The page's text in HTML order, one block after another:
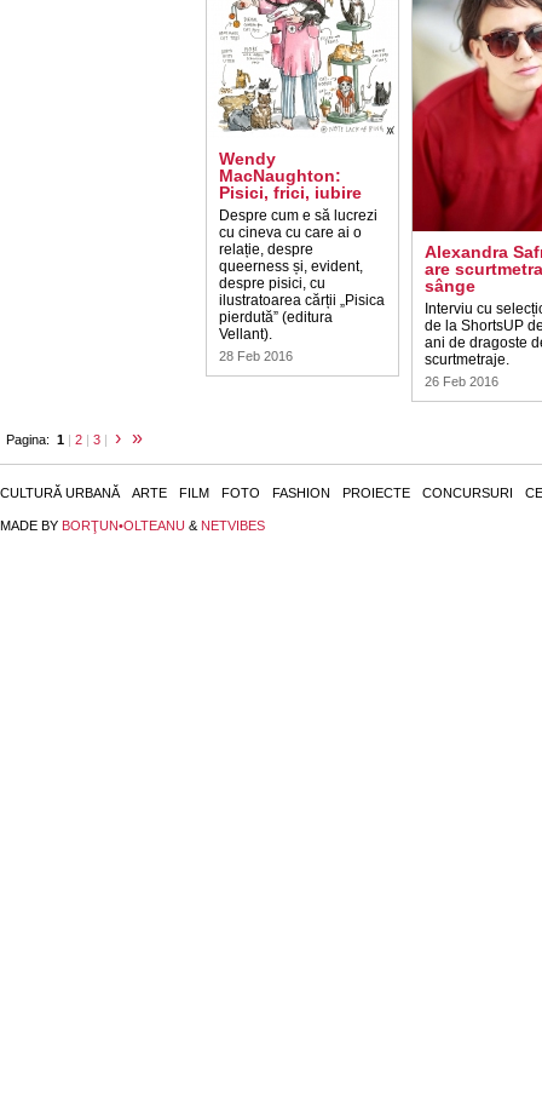
Wendy
MacNaughton:
Pisici, frici, iubire
Despre cum e să lucrezi
cu cineva cu care ai o
relație, despre
queerness și, evident,
despre pisici, cu
ilustratoarea cărții „Pisica
pierdută” (editura
Vellant).
28 Feb 2016
Alexandra
are
sânge
Interviu cu
de la ShortsUP
ani de dragoste
scurtmetraje.
26 Feb 2016
Pagina: 1 | 2 | 3 | › »
CULTURĂ URBANĂ ARTE FILM FOTO FASHION PROIECTE CONCURSURI
MADE BY BORŢUN•OLTEANU & NETVIBES